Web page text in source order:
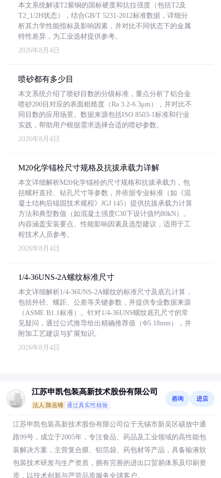
本文系统解读T2紫铜的国标硬度和抗拉强度（包括T2及
T2_1/2H状态），结合GB/T 5231-2012标准数据，详细分
析其力学性能指标及影响因素，并对比不同状态下的金属
特性差异，为工业选材提供参考。
2026年8月4日
喷砂都有多少目
本文系统介绍了喷砂目数的分级标准，重点分析了铝合金
喷砂200目对应的表面粗糙度（Ra 3.2-6.3μm），并对比不
同目数的应用场景。数据来源包括ISO 8503-1标准和行业
实践，帮助用户根据需求选择合适的喷砂参数。
2026年8月4日
M20化学锚栓尺寸规格及抗拔承载力详解
本文详细解析M20化学锚栓的尺寸规格和抗拔承载力，包
括螺杆直径、钻孔尺寸等参数，并依据专业标准（如《混
凝土结构后锚固技术规程》JGJ 145）提供抗拔承载力计算
方法和典型数值（如混凝土强度C30下设计值约80kN）。
内容涵盖安装要点、性能影响因素及选型建议，适用于工
程技术人员参考。
2026年8月4日
1/4-36UNS-2A螺纹标准尺寸
本文详细解析1/4-36UNS-2A螺纹的标准尺寸及底孔计算，
包括外径、螺距、公差等关键参数，并提供专业数据来源
（ASME B1.1标准）。针对1/4-36UNS螺纹底孔尺寸的常
见疑问，通过公式推导给出精确推荐值（Φ5.18mm），并
附加工艺建议与扩展知识。
2026年8月4日
江苏申凯包装高新技术股份有限公司
法人:陈岳锋 通过真实性核验
咨询 进店
江苏申凯包装高新技术股份有限公司位于无锡市新吴区硕放中通
路99号，成立于2005年，专注食品、药品及工业领域的高性能包
装解决方案，主营复合膜、铝箔袋、药包材等产品，具备输液软
包装技术研发与生产资质，拥有完善的进出口贸易体系及印刷资
质，以技术创新与严苛品质服务全球客户。